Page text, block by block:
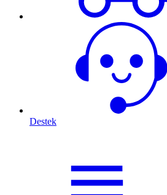
Destek